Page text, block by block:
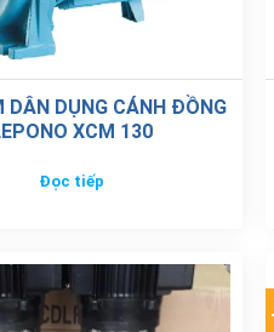
DÂN DỤNG CÁNH ĐỒNG
XCM 130
Đọc tiếp